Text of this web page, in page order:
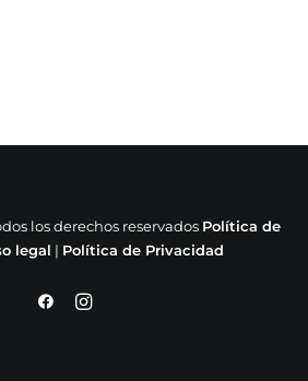
los derechos reservados Política de
legal | Política de Privacidad